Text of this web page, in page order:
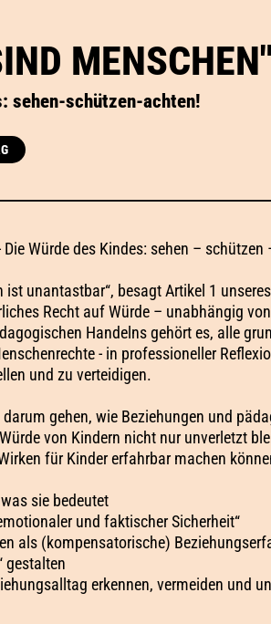
MENSCHEN"
sehen-schützen-achten!
Die Würde des Kindes: sehen – schützen
ist unantastbar“, besagt Artikel 1
Recht auf Würde – unabhängig
Handelns gehört es, alle
- in professioneller
und zu verteidigen.
gehen, wie Beziehungen und
von Kindern nicht nur unverletzt
für Kinder erfahrbar machen
sie bedeutet
und faktischer Sicherheit“
als (kompensatorische)
gestalten
erkennen, vermeiden und